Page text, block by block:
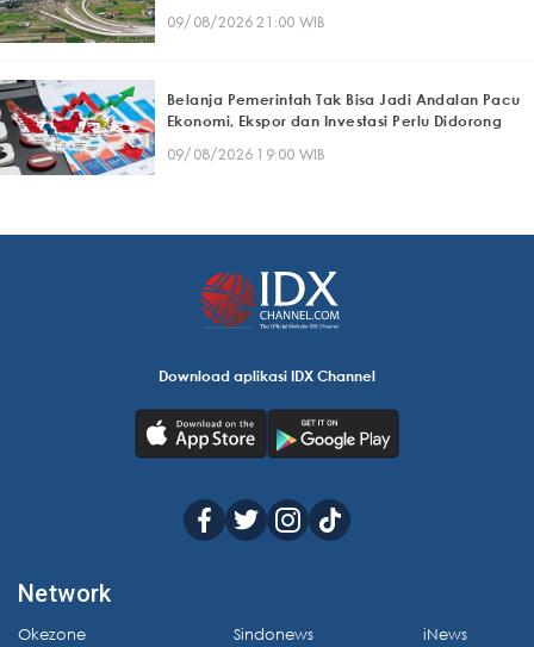
09/08/2026 21:00 WIB
Belanja Pemerintah Tak Bisa Jadi Andalan Pacu
Ekonomi, Ekspor dan Investasi Perlu Didorong
09/08/2026 19:00 WIB
Download aplikasi IDX Channel
Network
Okezone Sindonews iNews